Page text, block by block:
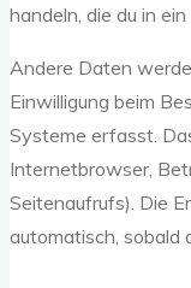
handeln, die du in
Andere Daten
Einwilligung beim
Systeme erfasst.
Internetbrowser,
Seitenaufrufs). Die
automatisch, sobald